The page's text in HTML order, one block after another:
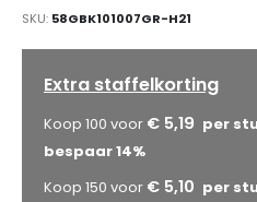
afbeeldingen-
SKU 58GBK101007GR-H21
Extra staffelkorting
Koop 100 voor € 5,19
bespaar14%
Koop 150 voor € 5,10